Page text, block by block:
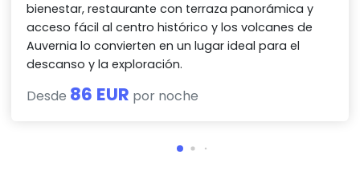
bienestar, restaurante con terraza panorámica y
acceso fácil al centro histórico y los volcanes de
Auvernia lo convierten en un lugar ideal para el
descanso y la exploración.
Desde 86 EUR por noche